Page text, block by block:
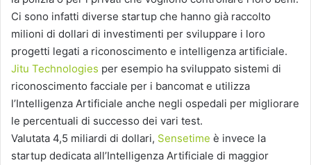
Ci sono infatti diverse startup che hanno già raccolto
milioni di dollari di investimenti per sviluppare i loro
progetti legati a riconoscimento e intelligenza artificiale.
Jitu Technologies per esempio ha sviluppato sistemi di
riconoscimento facciale per i bancomat e utilizza
l’Intelligenza Artificiale anche negli ospedali per migliorare
le percentuali di successo dei vari test.
Valutata 4,5 miliardi di dollari, Sensetime è invece la
startup dedicata all’Intelligenza Artificiale di maggior